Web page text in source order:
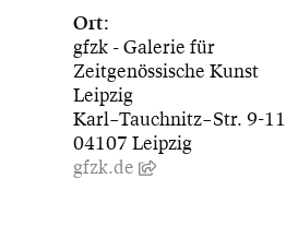
Ort:
gfzk - Galerie für
Zeitgenössische Kunst
Leipzig
Karl–Tauchnitz–Str. 9-11
04107 Leipzig
gfzk.de